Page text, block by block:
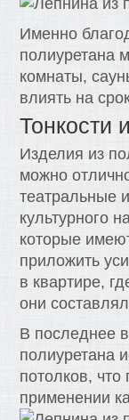
Именно
полиуретана
комнаты,
влиять на
Тонкости
Изделия из
можно
театральные
культурного
которые
приложить
в квартире,
они
В последнее
полиуретана
потолков,
применении